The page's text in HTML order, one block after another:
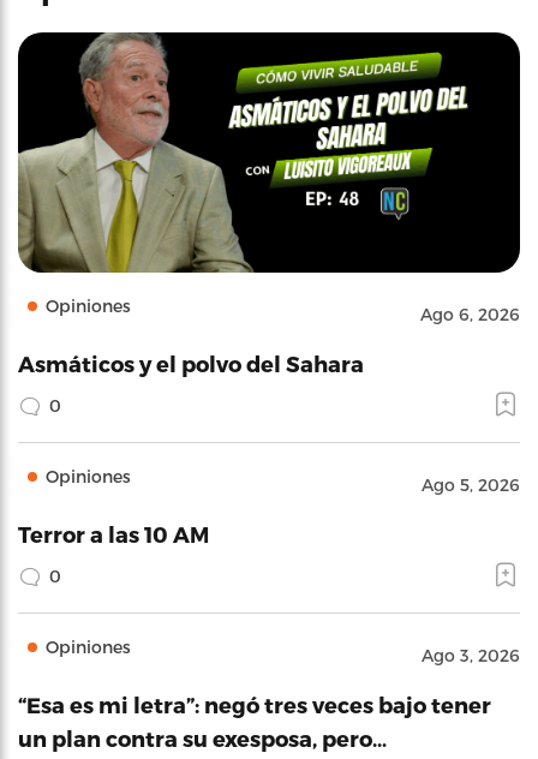
Opiniones Ago 6, 2026
Asmáticos y el polvo del Sahara
0
Opiniones Ago 5, 2026
Terror a las 10 AM
0
Opiniones Ago 3, 2026
“Esa es mi letra”: negó tres veces bajo tener
un plan contra su exesposa, pero…